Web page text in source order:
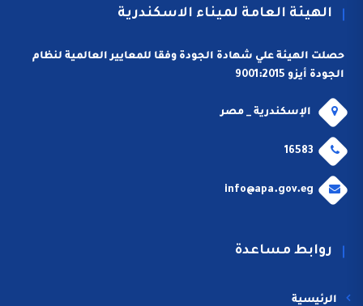
الهيئة العامة لميناء الاسكندرية
حصلت الهيئة علي شهادة الجودة وفقا للمعايير العالمية لنظام
الجودة أيزو 9001:2015
الإسكندرية _ مصر
16583
info@apa.gov.eg
روابط مساعدة
الرئيسية